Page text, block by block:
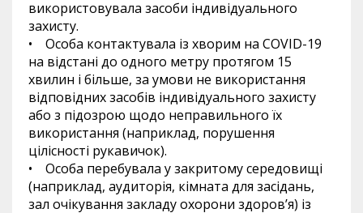
використовувала засоби індивідуального
захисту.
• Особа контактувала із хворим на COVID-19
на відстані до одного метру протягом 15
хвилин і більше, за умови не використання
відповідних засобів індивідуального захисту
або з підозрою щодо неправильного їх
використання (наприклад, порушення
цілісності рукавичок).
• Особа перебувала у закритому середовищі
(наприклад, аудиторія, кімната для засідань,
зал очікування закладу охорони здоров’я) із